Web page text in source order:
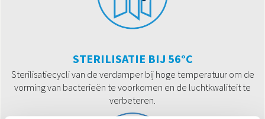
STERILISATIE BIJ 56°C
Sterilisatiecycli van de verdamper bij hoge temperatuur om de
vorming van bacterieën te voorkomen en de luchtkwaliteit te
verbeteren.